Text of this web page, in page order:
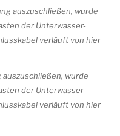
auszuschließen, wurde
der Unterwasser-
verläuft von hier